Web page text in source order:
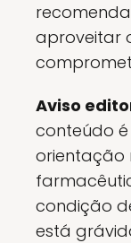
aproveitar
Aviso
conteúdo
orientação
condição
está